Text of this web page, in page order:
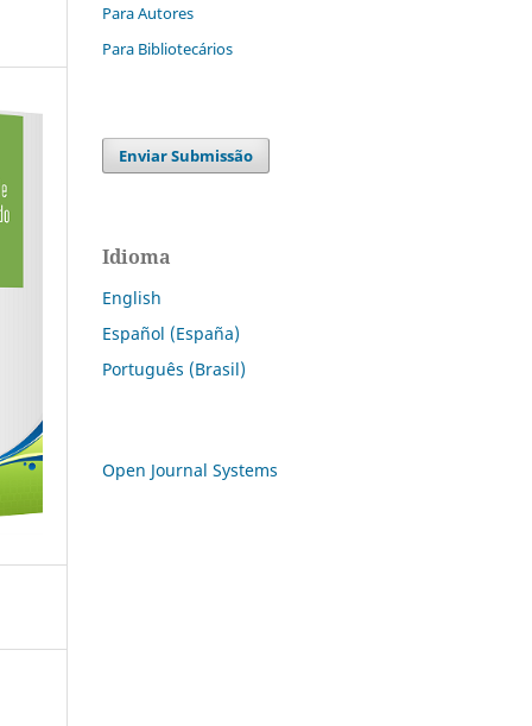
Para Autores
Para Bibliotecários
Enviar Submissão
Idioma
English
Español (España)
Português (Brasil)
Open Journal Systems